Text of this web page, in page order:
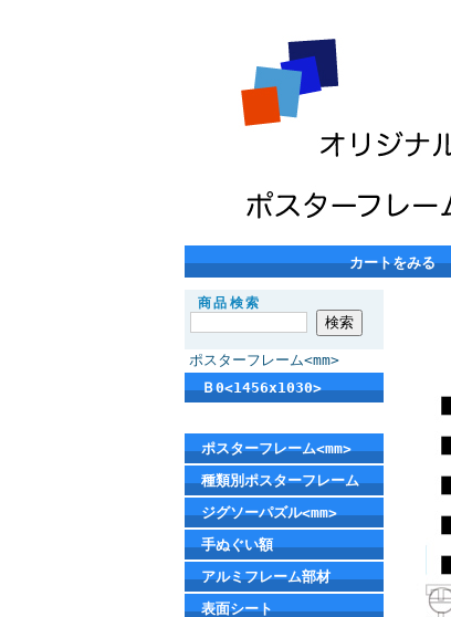
カートをみる
商品検索
ポスターフレーム<mm>
Ｂ0<1456x1030>
ポスターフレーム<mm>
種類別ポスターフレーム
ジグソーパズル<mm>
手ぬぐい額
アルミフレーム部材
表面シート